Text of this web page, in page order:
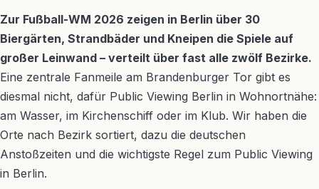
Zur Fußball-WM 2026 zeigen in Berlin über 30
Biergärten, Strandbäder und Kneipen die Spiele auf
großer Leinwand – verteilt über fast alle zwölf Bezirke.
Eine zentrale Fanmeile am Brandenburger Tor gibt es
diesmal nicht, dafür Public Viewing Berlin in Wohnortnähe:
am Wasser, im Kirchenschiff oder im Klub. Wir haben die
Orte nach Bezirk sortiert, dazu die deutschen
Anstoßzeiten und die wichtigste Regel zum Public Viewing
in Berlin.